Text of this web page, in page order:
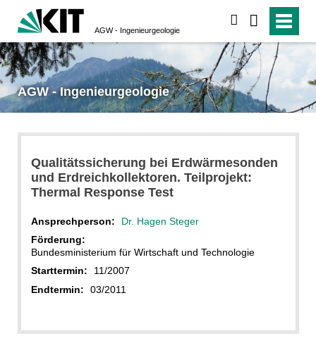
AGW - Ingenieurgeologie
AGW - Ingenieurgeologie
Qualitätssicherung bei Erdwärmesonden
und Erdreichkollektoren. Teilprojekt:
Thermal Response Test
Ansprechperson:
Dr. Hagen Steger
Förderung:
Bundesministerium für Wirtschaft und Technologie
Starttermin:
11/2007
Endtermin:
03/2011